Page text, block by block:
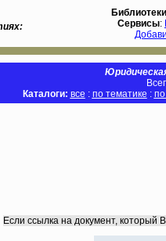
Библиотеки
Сервисы:
Каталоги: все : по тематике :
Если ссылка на документ, который